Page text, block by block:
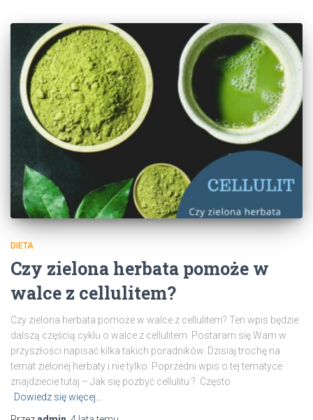
DIETA
Czy zielona herbata pomoże w
walce z cellulitem?
Czy zielona herbata pomoże w walce z cellulitem? Ten wpis będzie
dalszą częścią cyklu o walce z cellulitem. Postaram się Wam w
przyszłości napisać kilka takich poradników. Dzisiaj trochę na
temat zielonej herbaty i nie tylko. Poprzedni wpis o tej tematyce
znajdziecie tutaj – Jak się pozbyć cellulitu ? Często
Dowiedz się więcej…